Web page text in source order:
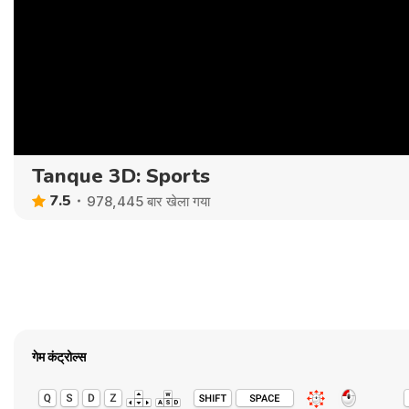
Tanque 3D: Sports
7.5 978,445 बार खेला गया
गेम कंट्रोल्स